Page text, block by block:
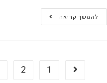
להמשך קריאה
1
2